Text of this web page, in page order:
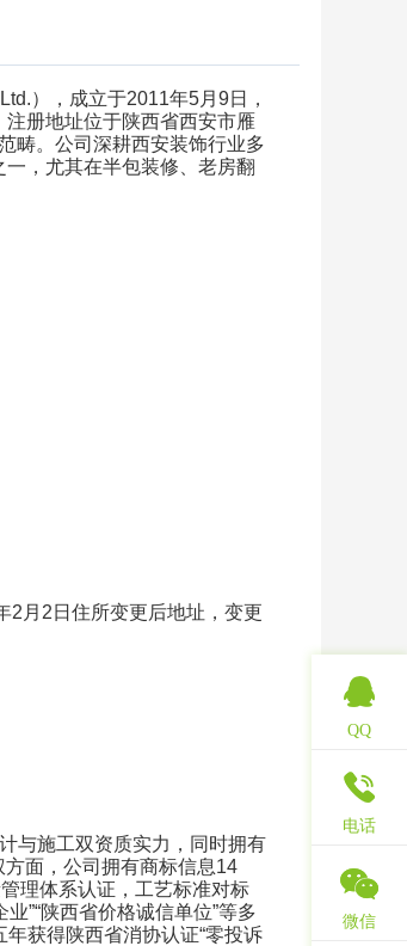
），成立于2011年5月 9日，
册地址位于陕西省西安市雁
畴。公司深耕西安装饰行业多
，尤其在半包装修、老房翻
2 月 2 日住所变更后地址，变更
与施工双资质实力，同时拥有
方面，公司拥有商标信息14
理体系认证，工艺标准对标
业”“陕西省价格诚信单位”等多
年获得陕西省消协认证“零投诉
QQ
电话
微信